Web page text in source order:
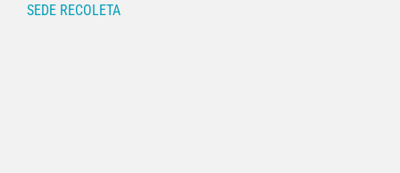
SEDE RECOLETA